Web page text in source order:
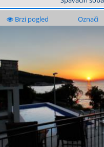
Brzi pogled Označi